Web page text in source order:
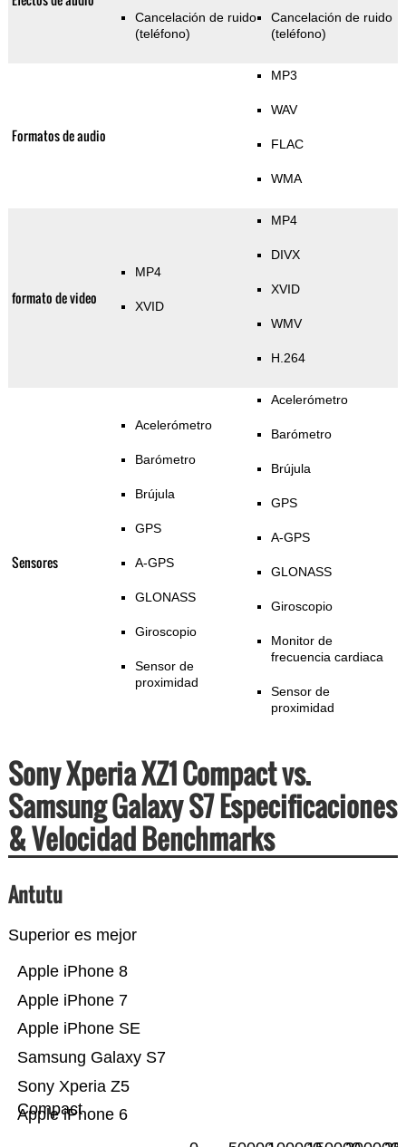
Cancelación de ruido
(teléfono)
Cancelación de ruido
(teléfono)
Formatos de audio
MP3
WAV
FLAC
WMA
formato de video
MP4
XVID
MP4
DIVX
XVID
WMV
H.264
Sensores
Acelerómetro
Barómetro
Brújula
GPS
A-GPS
GLONASS
Giroscopio
Sensor de
proximidad
Acelerómetro
Barómetro
Brújula
GPS
A-GPS
GLONASS
Giroscopio
Monitor de
frecuencia cardiaca
Sensor de
proximidad
Sony Xperia XZ1 Compact vs.
Samsung Galaxy S7 Especificaciones
& Velocidad Benchmarks
Antutu
Superior es mejor
Apple iPhone 6
Sony Xperia Z5
Compact
Samsung Galaxy S7
Apple iPhone SE
Apple iPhone 7
Apple iPhone 8